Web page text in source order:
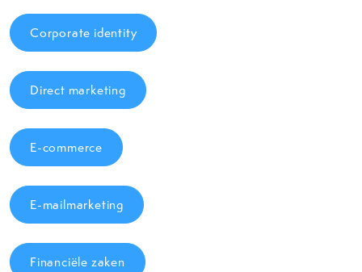
Corporate identity
Direct marketing
E-commerce
E-mailmarketing
Financiële zaken